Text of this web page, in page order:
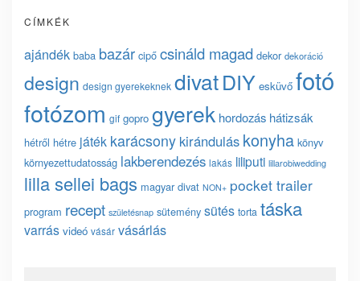
CÍMKÉK
ajándék baba bazár cipő csináld magad dekor dekoráció
design design gyerekeknek divatDIY esküvő fotó
fotózom gif gopro gyerek hordozás hátizsák
hétről hétre játék karácsony kirándulás konyha könyv
környezettudatosság lakberendezés lakás liliputi lillarobiwedding
lilla sellei bags magyar divat NON+ pocket trailer
program recept születésnap sütemény sütés torta táska
varrás videó vásár vásárlás